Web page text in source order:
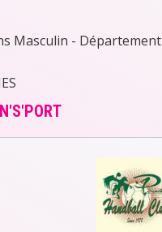
Masculin - Département